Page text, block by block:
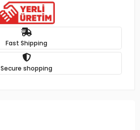
Fast Shipping
Secure shopping